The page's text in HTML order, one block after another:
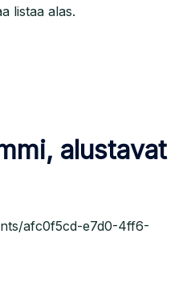
listaa alas.
alustavat
afc0f5cd-e7d0-4ff6-